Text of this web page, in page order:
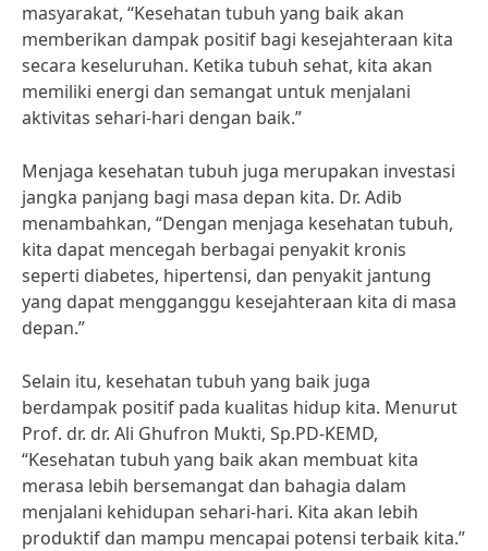
masyarakat, “Kesehatan tubuh yang baik akan
memberikan dampak positif bagi kesejahteraan kita
secara keseluruhan. Ketika tubuh sehat, kita akan
memiliki energi dan semangat untuk menjalani
aktivitas sehari-hari dengan baik.”
Menjaga kesehatan tubuh juga merupakan investasi
jangka panjang bagi masa depan kita. Dr. Adib
menambahkan, “Dengan menjaga kesehatan tubuh,
kita dapat mencegah berbagai penyakit kronis
seperti diabetes, hipertensi, dan penyakit jantung
yang dapat mengganggu kesejahteraan kita di masa
depan.”
Selain itu, kesehatan tubuh yang baik juga
berdampak positif pada kualitas hidup kita. Menurut
Prof. dr. dr. Ali Ghufron Mukti, Sp.PD-KEMD,
“Kesehatan tubuh yang baik akan membuat kita
merasa lebih bersemangat dan bahagia dalam
menjalani kehidupan sehari-hari. Kita akan lebih
produktif dan mampu mencapai potensi terbaik kita.”